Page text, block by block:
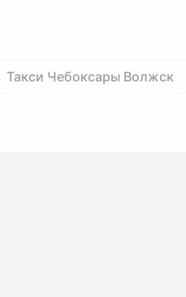
Такси Чебоксары Волжск